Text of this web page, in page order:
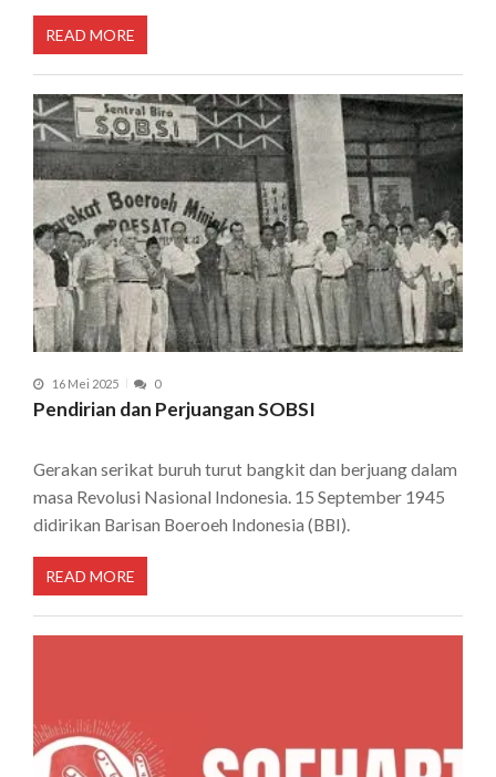
READ MORE
16 Mei 2025 0
Pendirian dan Perjuangan SOBSI
Gerakan serikat buruh turut bangkit dan berjuang dalam
masa Revolusi Nasional Indonesia. 15 September 1945
didirikan Barisan Boeroeh Indonesia (BBI).
READ MORE